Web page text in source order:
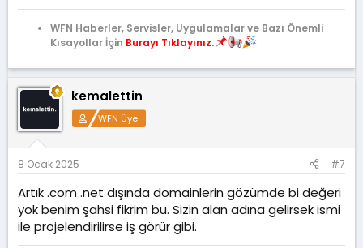
WFN Haberler, Servisler, Uygulamalar ve Bazı Önemli
Kısayollar İçin Burayı Tıklayınız.
kemalettin
WFN Üye
8 Ocak 2025 #7
Artık .com .net dışında domainlerin gözümde bi değeri
yok benim şahsi fikrim bu. Sizin alan adına gelirsek ismi
ile projelendirilirse iş görür gibi.